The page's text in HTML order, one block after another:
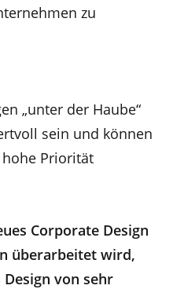
zu
„unter der Haube“
sein und können
Priorität
Corporate Design
überarbeitet wird,
von sehr